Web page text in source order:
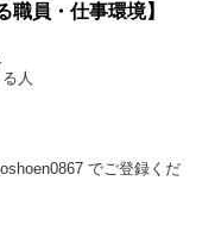
職員・仕事環境】
人
でご登録くだ